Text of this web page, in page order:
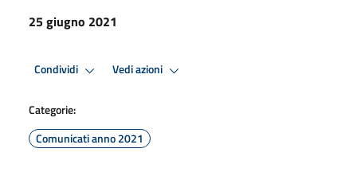
25 giugno 2021
Condividi Vedi azioni
Categorie:
Comunicati anno 2021